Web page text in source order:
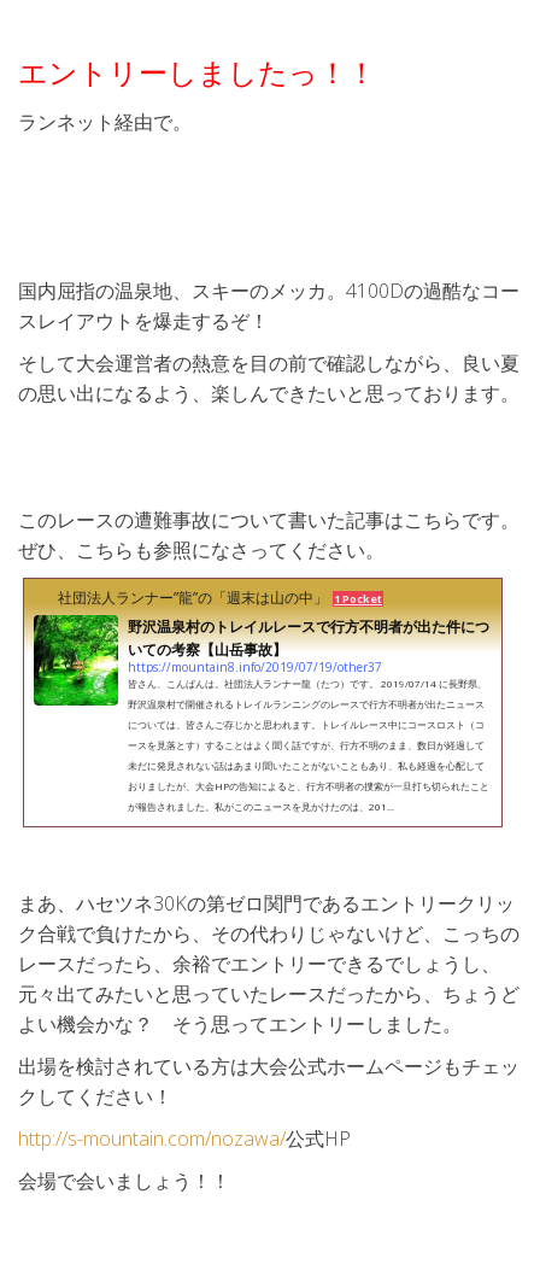
エントリーしましたっ！！
ランネット経由で。
国内屈指の温泉地、スキーのメッカ。4100Dの過酷なコー
スレイアウトを爆走するぞ！
そして大会運営者の熱意を目の前で確認しながら、良い夏
の思い出になるよう、楽しんできたいと思っております。
このレースの遭難事故について書いた記事はこちらです。
ぜひ、こちらも参照になさってください。
社団法人ランナー”龍”の「週末は山の中」 1 Pocket
野沢温泉村のトレイルレースで行方不明者が出た件につ
いての考察【山岳事故】
https://mountain8.info/2019/07/19/other37
皆さん、こんばんは。社団法人ランナー龍（たつ）です。 2019/07/14 に長野県、
野沢温泉村で開催されるトレイルランニングのレースで行方不明者が出たニュース
については、皆さんご存じかと思われます。トレイルレース中にコースロスト（コ
ースを見落とす）することはよく聞く話ですが、行方不明のまま、数日が経過して
未だに発見されない話はあまり聞いたことがないこともあり、私も経過を心配して
おりましたが、大会HPの告知によると、行方不明者の捜索が一旦打ち切られたこと
が報告されました。私がこのニュースを見かけたのは、201...
まあ、ハセツネ30Kの第ゼロ関門であるエントリークリッ
ク合戦で負けたから、その代わりじゃないけど、こっちの
レースだったら、余裕でエントリーできるでしょうし、
元々出てみたいと思っていたレースだったから、ちょうど
よい機会かな？ そう思ってエントリーしました。
出場を検討されている方は大会公式ホームページもチェッ
クしてください！
http://s-mountain.com/nozawa/公式HP
会場で会いましょう！！